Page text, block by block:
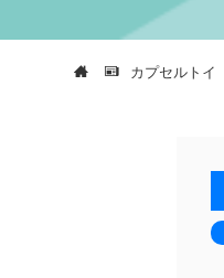
カプセルトイ